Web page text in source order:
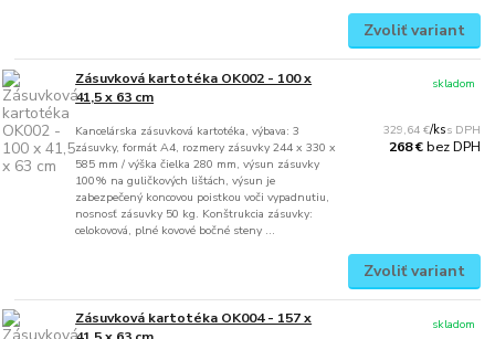
Zvoliť variant
Zásuvková kartotéka OK002 - 100 x
41,5 x 63 cm
Kancelárska zásuvková kartotéka, výbava: 3
zásuvky, formát A4, rozmery zásuvky 244 x 330 x
585 mm / výška čielka 280 mm, výsun zásuvky
100% na guličkových lištách, výsun je
zabezpečený koncovou poistkou voči vypadnutiu,
nosnosť zásuvky 50 kg. Konštrukcia zásuvky:
celokovová, plné kovové bočné steny ...
329,64 €/ks
268 €bez DPH
skladom
Zvoliť variant
Zásuvková kartotéka OK004 - 157 x
skladom